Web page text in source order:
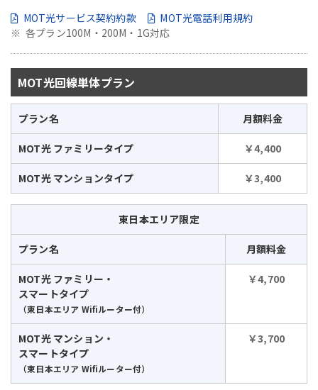
MOT光サービス契約約款
MOT光電話利用規約
各プラン100M・200M・1G対応
MOT光回線単体プラン
プラン名 月額料金
MOT光 ファミリータイプ ￥4,400
MOT光 マンションタイプ ￥3,400
東日本エリア限定
プラン名 月額料金
MOT光 ファミリー・
スマートタイプ
（東日本エリア Wifiルーター付）
￥4,700
MOT光 マンション・
スマートタイプ
（東日本エリア Wifiルーター付）
￥3,700